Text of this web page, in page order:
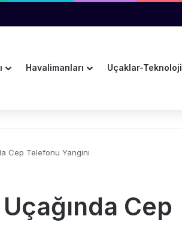
Tavanından Su Damladı
Havalimanları Uçaklar-Teknoloji
Cep Telefonu Yangını
Cep